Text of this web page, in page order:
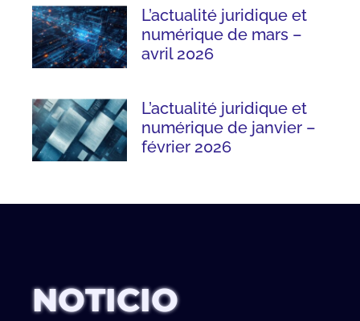
L’actualité juridique et
numérique de mars –
avril 2026
L’actualité juridique et
numérique de janvier –
février 2026
NOTICIO